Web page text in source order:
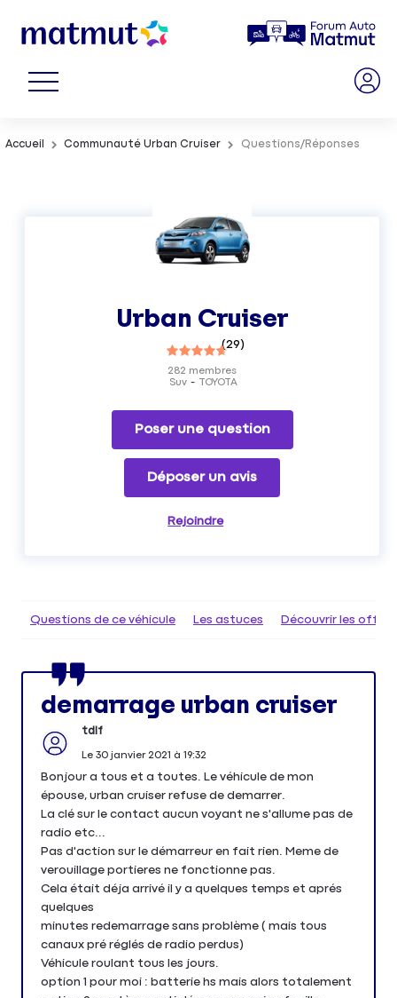
Accueil Communauté Urban Cruiser Questions/Réponses
Urban Cruiser
(29)
Suv TOYOTA
282 membres
Poser une question
Déposer un avis
Rejoindre
Questions de ce véhicule Les astuces Découvrir les
demarrage urban cruiser
tdlf
Le 30 janvier 2021 à 19:32
Bonjour a tous et a toutes. Le véhicule de mon
épouse, urban cruiser refuse de demarrer.
La clé sur le contact aucun voyant ne s'allume pas de
radio etc...
Pas d'action sur le démarreur en fait rien. Meme de
verouillage portieres ne fonctionne pas.
Cela était déja arrivé il y a quelques temps et aprés
quelques
minutes redemarrage sans problème ( mais tous
canaux pré réglés de radio perdus)
Véhicule roulant tous les jours.
option 1 pour moi : batterie hs mais alors totalement